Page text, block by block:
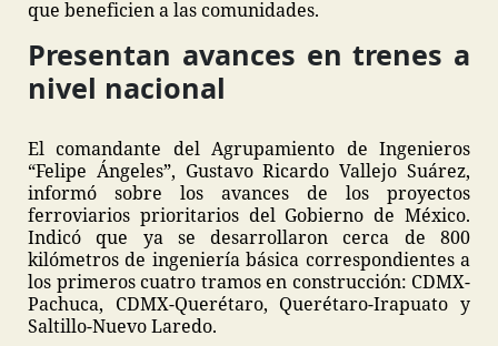
que beneficien a las comunidades.
Presentan avances en trenes a
nivel nacional
El comandante del Agrupamiento de Ingenieros
“Felipe Ángeles”, Gustavo Ricardo Vallejo Suárez,
informó sobre los avances de los proyectos
ferroviarios prioritarios del Gobierno de México.
Indicó que ya se desarrollaron cerca de 800
kilómetros de ingeniería básica correspondientes a
los primeros cuatro tramos en construcción: CDMX-
Pachuca, CDMX-Querétaro, Querétaro-Irapuato y
Saltillo-Nuevo Laredo.